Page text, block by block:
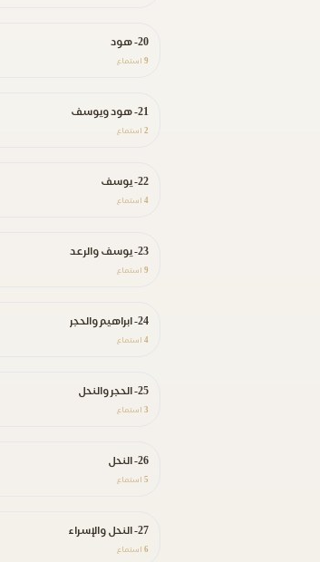
20- هود
9 استماع
21- هود ويوسف
2 استماع
22- يوسف
4 استماع
23- يوسف والرعد
9 استماع
24- ابراهيم والحجر
4 استماع
25- الحجر والنحل
3 استماع
26- النحل
5 استماع
27- النحل والإسراء
6 استماع